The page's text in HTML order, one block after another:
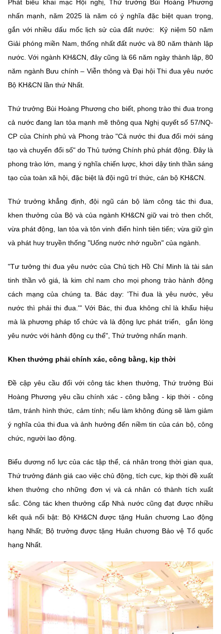
(Ghi rõ nguồn "https://mst.gov.vn" khi phát hành lại thông tin từ
website này)
Phát biểu khai mạc Hội nghị, Thứ trưởng Bùi Hoàng Phương
nhấn mạnh, năm 2025 là năm có ý nghĩa đặc biệt quan trọng,
gắn với nhiều dấu mốc lịch sử của đất nước: Kỷ niệm 50 năm
Giải phóng miền Nam, thống nhất đất nước và 80 năm thành lập
nước. Với ngành KH&CN, đây cũng là 66 năm ngày thành lập, 80
năm ngành Bưu chính – Viễn thông và Đại hội Thi đua yêu nước
Bộ KH&CN lần thứ Nhất.
Thứ trưởng Bùi Hoàng Phương cho biết, phong trào thi đua trong
cả nước đang lan tỏa mạnh mẽ thông qua Nghị quyết số 57/NQ-
CP của Chính phủ và Phong trào "Cả nước thi đua đổi mới sáng
tạo và chuyển đổi số" do Thủ tướng Chính phủ phát động. Đây là
phong trào lớn, mang ý nghĩa chiến lược, khơi dậy tinh thần sáng
tạo của toàn xã hội, đặc biệt là đội ngũ trí thức, cán bộ KH&CN.
Thứ trưởng khẳng định, đội ngũ cán bộ làm công tác thi đua,
khen thưởng của Bộ và của ngành KH&CN giữ vai trò then chốt,
vừa phát động, lan tỏa và tôn vinh điển hình tiên tiến; vừa giữ gìn
và phát huy truyền thống "Uống nước nhớ nguồn" của ngành.
"Tư tưởng thi đua yêu nước của Chủ tịch Hồ Chí Minh là tài sản
tinh thần vô giá, là kim chỉ nam cho mọi phong trào hành động
cách mạng của chúng ta. Bác dạy: 'Thi đua là yêu nước, yêu
nước thì phải thi đua.'" Với Bác, thi đua không chỉ là khẩu hiệu
mà là phương pháp tổ chức và là động lực phát triển, gắn lòng
yêu nước với hành động cụ thể", Thứ trưởng nhấn mạnh.
Khen thưởng phải chính xác, công bằng, kịp thời
Đề cập yêu cầu đối với công tác khen thưởng, Thứ trưởng Bùi
Hoàng Phương yêu cầu chính xác - công bằng - kịp thời - công
tâm, tránh hình thức, cảm tính; nếu làm không đúng sẽ làm giảm
ý nghĩa của thi đua và ảnh hưởng đến niềm tin của cán bộ, công
chức, người lao động.
Biểu dương nổ lực của các tập thể, cá nhân trong thời gian qua,
Thứ trưởng đánh giá cao việc chủ động, tích cực, kịp thời đề xuất
khen thưởng cho những đơn vị và cá nhân có thành tích xuất
sắc. Công tác khen thưởng cấp Nhà nước cũng đạt được nhiều
kết quả nổi bật: Bộ KH&CN được tặng Huân chương Lao động
hạng Nhất; Bộ trưởng được tặng Huân chương Bảo vệ Tổ quốc
hạng Nhất.